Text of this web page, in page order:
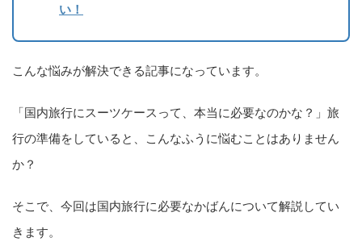
い！
こんな悩みが解決できる記事になっています。
「国内旅行にスーツケースって、本当に必要なのかな？」旅
行の準備をしていると、こんなふうに悩むことはありません
か？
そこで、今回は国内旅行に必要なかばんについて解説してい
きます。